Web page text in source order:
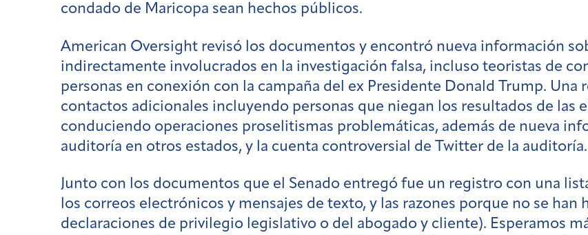
condado de Maricopa sean hechos públicos.
American Oversight revisó los documentos y encontró nueva información
indirectamente involucrados en la investigación falsa, incluso teoristas de
personas en conexión con la campaña del ex Presidente Donald Trump.
contactos adicionales incluyendo personas que niegan los resultados de las
conduciendo operaciones proselitismas problemáticas, además de nueva
auditoría en otros estados, y la cuenta controversial de Twitter de la auditoría.
Junto con los documentos que el Senado entregó fue un registro con una
los correos electrónicos y mensajes de texto, y las razones porque no se
declaraciones de privilegio legislativo o del abogado y cliente). Esperamos